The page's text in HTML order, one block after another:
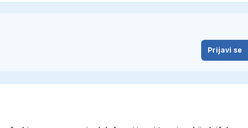
Prijavi se